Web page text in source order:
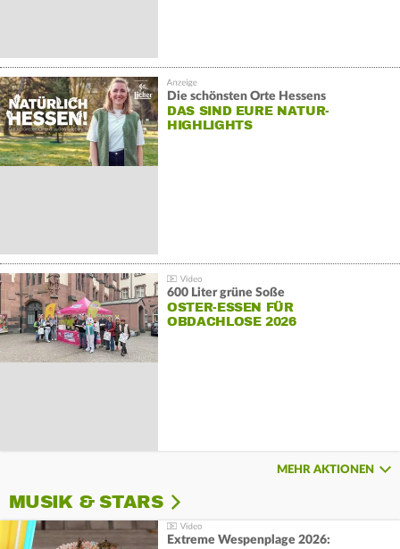
Die schönsten Orte Hessens
DAS SIND EURE NATUR-
HIGHLIGHTS
600 Liter grüne Soße
OSTER-ESSEN FÜR
OBDACHLOSE 2026
MEHR AKTIONEN
MUSIK & STARS
Extreme Wespenplage 2026: